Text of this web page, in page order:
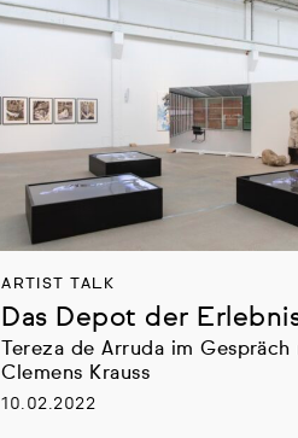
ARTIST TALK
Das Depot der
Tereza de Arruda im Gespräch
Clemens Krauss
10.02.2022